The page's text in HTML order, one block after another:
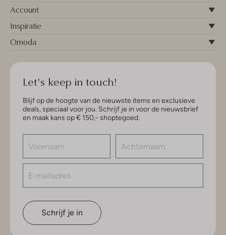
Account
Inspiratie
Omoda
Let's keep in touch!
Blijf op de hoogte van de nieuwste items en exclusieve
deals, speciaal voor jou. Schrijf je in voor de nieuwsbrief
en maak kans op € 150,- shoptegoed.
Schrijf je in